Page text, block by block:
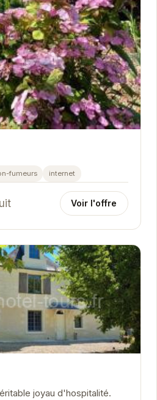
fumeurs internet
Voir l'offre
joyau d'hospitalité.